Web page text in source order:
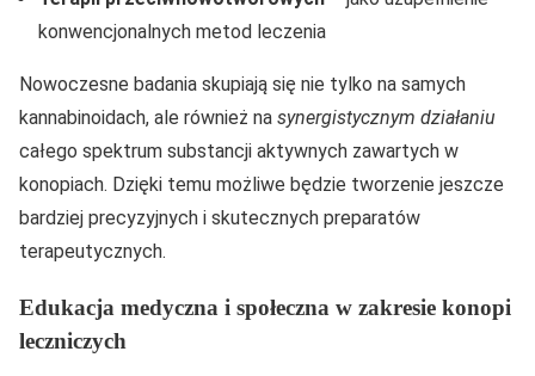
konwencjonalnych metod leczenia
Nowoczesne badania skupiają się nie tylko na samych
kannabinoidach, ale również na synergistycznym działaniu
całego spektrum substancji aktywnych zawartych w
konopiach. Dzięki temu możliwe będzie tworzenie jeszcze
bardziej precyzyjnych i skutecznych preparatów
terapeutycznych.
Edukacja medyczna i społeczna w zakresie konopi
leczniczych